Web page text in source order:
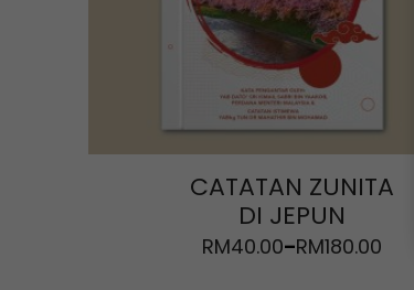
CATATAN ZUNITA
DI JEPUN
RM40.00–RM180.00